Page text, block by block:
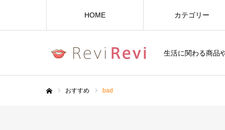
生活に関わる商品
HOME カテゴリー
おすすめ bad